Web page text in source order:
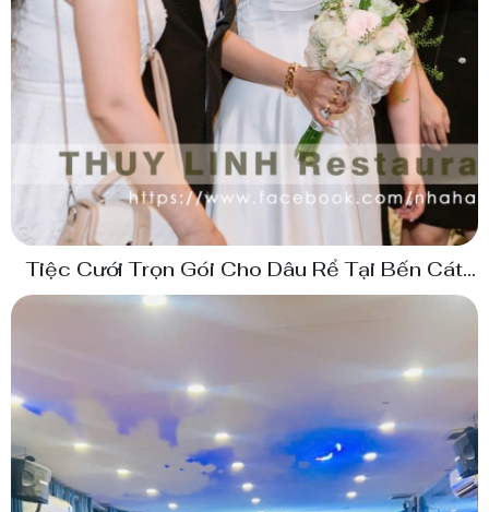
Tiệc Cưới Trọn Gói Cho Dâu Rể Tại Bến Cát
Bình Dương